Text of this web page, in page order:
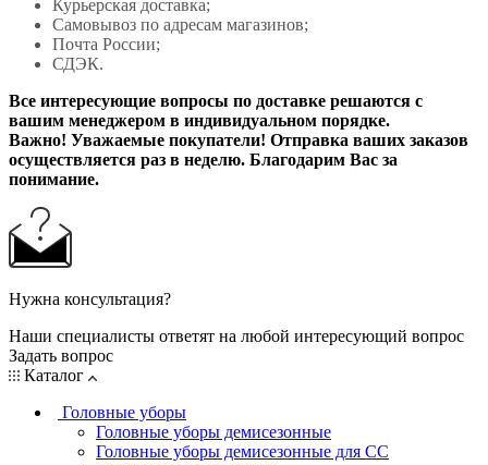
Курьерская доставка;
Самовывоз по адресам магазинов;
Почта России;
СДЭК.
Все интересующие вопросы по доставке решаются с
вашим менеджером в индивидуальном порядке.
Важно! Уважаемые покупатели! Отправка ваших заказов
осуществляется раз в неделю. Благодарим Вас за
понимание.
Нужна консультация?
Наши специалисты ответят на любой интересующий вопрос
Задать вопрос
Каталог
Головные уборы
Головные уборы демисезонные
Головные уборы демисезонные для СС